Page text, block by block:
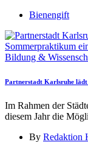
Bienengift
Bildung &
Partnerstadt Karlsruhe lädt
Im Rahmen der
diesem Jahr die
By Redaktion